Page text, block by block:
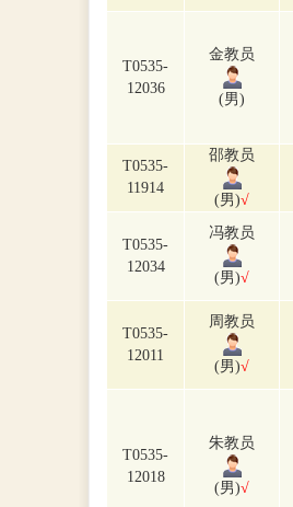
T0535-
12036
金教员
(男)
T0535-
11914
邵教员
(男)√
T0535-
12034
冯教员
(男)√
T0535-
12011
周教员
(男)√
T0535-
12018
朱教员
(男)√